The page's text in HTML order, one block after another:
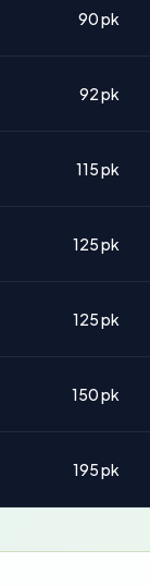
90 pk
92 pk
115 pk
125 pk
125 pk
150 pk
195 pk